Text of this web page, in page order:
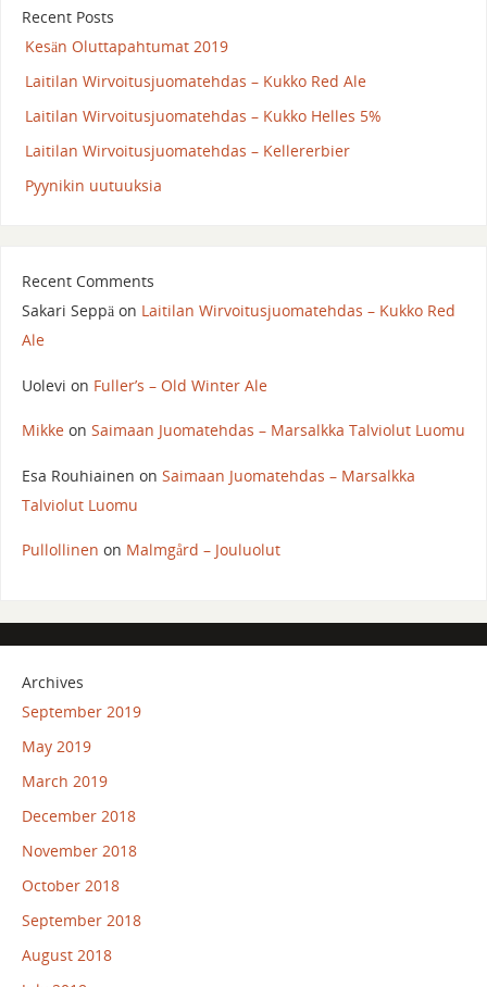
Recent Posts
Kesän Oluttapahtumat 2019
Laitilan Wirvoitusjuomatehdas – Kukko Red Ale
Laitilan Wirvoitusjuomatehdas – Kukko Helles 5%
Laitilan Wirvoitusjuomatehdas – Kellererbier
Pyynikin uutuuksia
Recent Comments
Sakari Seppäon Laitilan Wirvoitusjuomatehdas – Kukko Red
Ale
Uolevi on Fuller’s – Old Winter Ale
Mikkeon Saimaan Juomatehdas – Marsalkka Talviolut Luomu
Esa Rouhiainen on Saimaan Juomatehdas – Marsalkka
Talviolut Luomu
Pullollinen on Malmgård – Jouluolut
Archives
September 2019
May 2019
March 2019
December 2018
November 2018
October 2018
September 2018
August 2018